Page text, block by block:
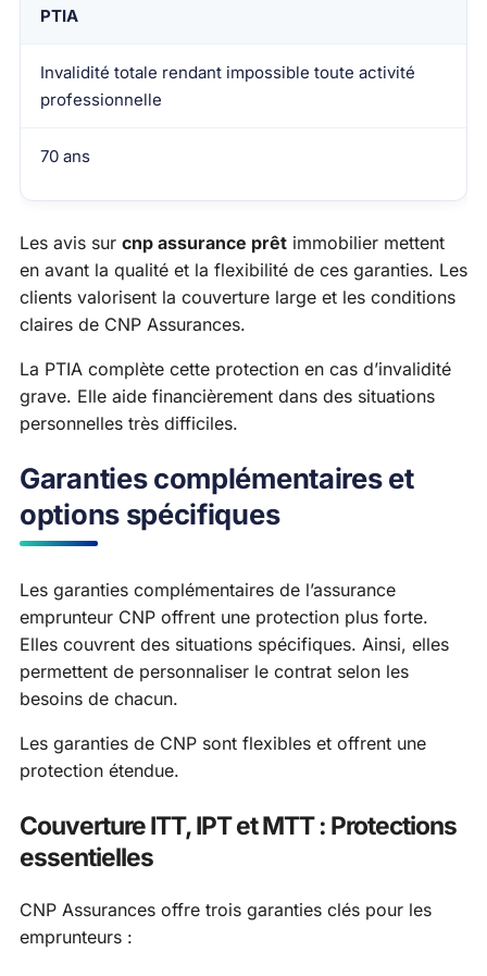
PTIA
Invalidité totale rendant impossible toute activité
professionnelle
70 ans
Les avis sur cnp assurance prêt immobilier mettent
en avant la qualité et la flexibilité de ces garanties. Les
clients valorisent la couverture large et les conditions
claires de CNP Assurances.
La PTIA complète cette protection en cas d’invalidité
grave. Elle aide financièrement dans des situations
personnelles très difficiles.
Garanties complémentaires et
options spécifiques
Les garanties complémentaires de l’assurance
emprunteur CNP offrent une protection plus forte.
Elles couvrent des situations spécifiques. Ainsi, elles
permettent de personnaliser le contrat selon les
besoins de chacun.
Les garanties de CNP sont flexibles et offrent une
protection étendue.
Couverture ITT, IPT et MTT : Protections
essentielles
CNP Assurances offre trois garanties clés pour les
emprunteurs :